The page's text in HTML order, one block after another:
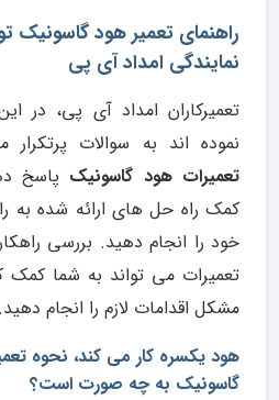
راهنمای تعمیر هود گاسونیک
نمایندگی امداد آی پی
تعمیرکاران امداد آی پی،
نموده اند به سوالات
تعمیرات هود گاسونیک پاسخ
کمک راه حل های ارائه شده به
خود را انجام دهید. بررسی
تعمیرات می تواند به شما کمک
مشکل اقدامات لازم را انجام دهید.
هود یکسره کار می کند، نحوه
گاسونیک به چه صورت است؟